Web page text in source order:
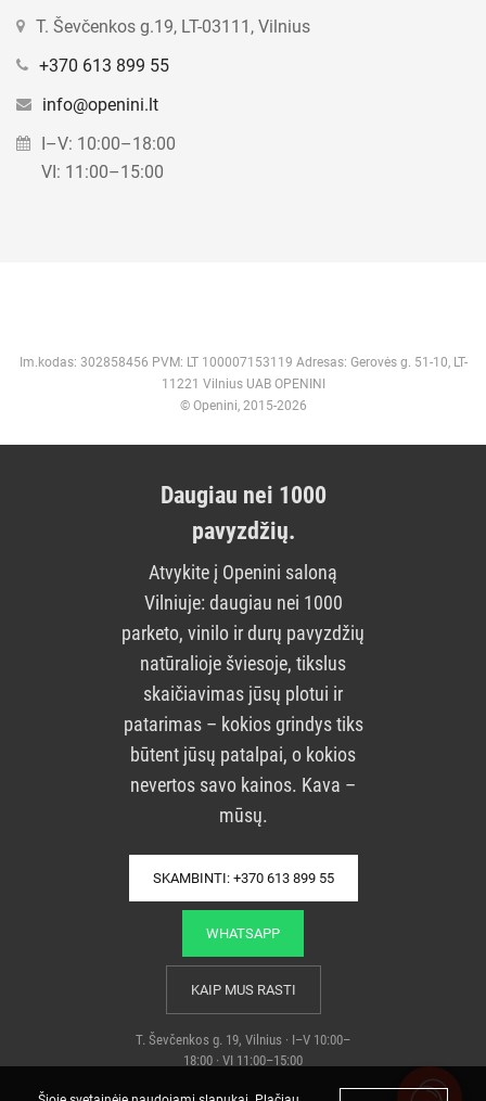
T. Ševčenkos g.19, LT-03111, Vilnius
+370 613 899 55
info@openini.lt
I–V: 10:00–18:00
VI: 11:00–15:00
Im.kodas: 302858456 PVM: LT 100007153119 Adresas: Gerovės g. 51-10, LT-
11221 Vilnius UAB OPENINI
© Openini, 2015-2026
Daugiau nei 1000
pavyzdžių.
Atvykite į Openini saloną
Vilniuje: daugiau nei 1000
parketo, vinilo ir durų pavyzdžių
natūralioje šviesoje, tikslus
skaičiavimas jūsų plotui ir
patarimas – kokios grindys tiks
būtent jūsų patalpai, o kokios
nevertos savo kainos. Kava –
mūsų.
SKAMBINTI: +370 613 899 55
WHATSAPP
KAIP MUS RASTI
T. Ševčenkos g. 19, Vilnius · I–V 10:00–
18:00 · VI 11:00–15:00